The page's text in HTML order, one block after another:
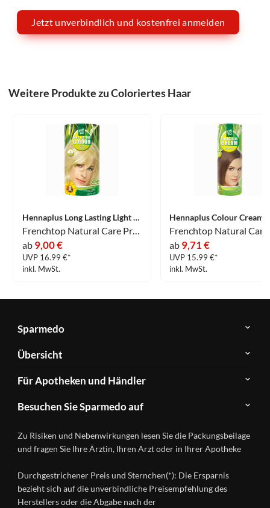
Jetzt unverbindlich und kostenfrei anmelden
Weitere Produkte zu Coloriertes Haar
Hennaplus Long Lasting Light Blond 8 100 ml
Frenchtop Natural Care Products B.V
ab 9,00 €
UVP 16.99 €*
inkl. MwSt.
ab 9,71 €
UVP 15.99 €*
inkl. MwSt.
Sparmedo
Über
Sparmedo
FAQ
Kontakt
Datenschutz
Nutzungsbedingungen
Übersicht
Herstellerverzeichnis
Produkte
A-
Ratgeber
Wirkstoffe
Gesundheitsmagazin
Für Apotheken und Händler
&
Händlerlogin
Besuchen Sie Sparmedo auf
Instagram
Zu Risiken und Nebenwirkungen lesen Sie die Packungsbeilage
und fragen Sie Ihre Ärztin, Ihren Arzt oder in Ihrer Apotheke
Durchgestrichener Preis und Sternchen(*): Die Ersparnis
bezieht sich auf die unverbindliche Preisempfehlung des
Herstellers oder die Abgabe nach der